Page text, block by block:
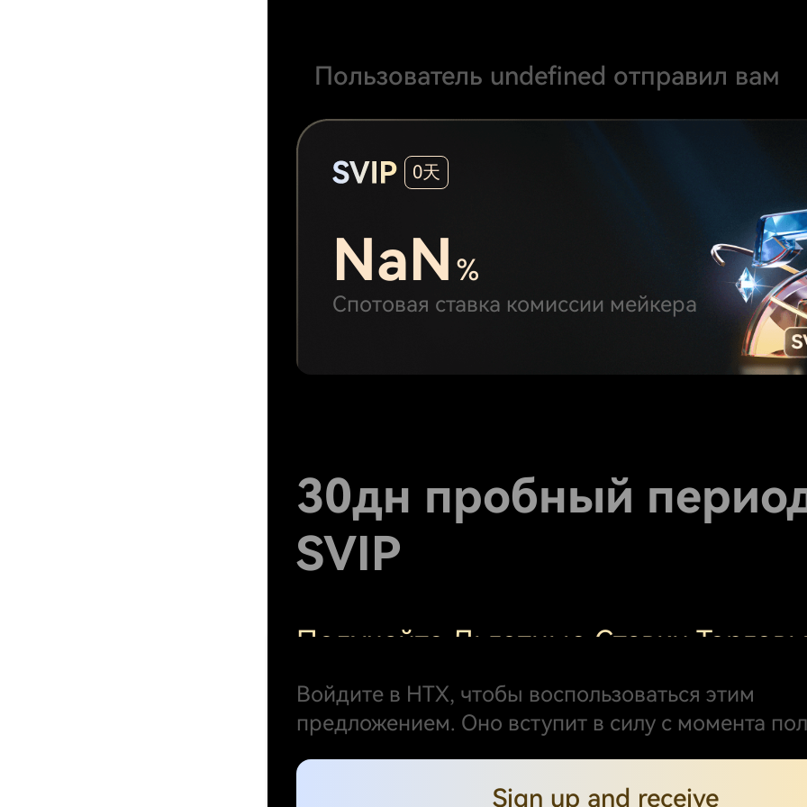
Пользователь undefined отправил вам
0天
NaN %
Спотовая ставка комиссии мейкера
30дн пробный
SVIP
Получайте Льготные Ставки
Ставки комиссий на спот
Тейкер
Войдите в HTX, чтобы воспользоваться этим
предложением. Оно вступит в силу с момента
Sign up and receive